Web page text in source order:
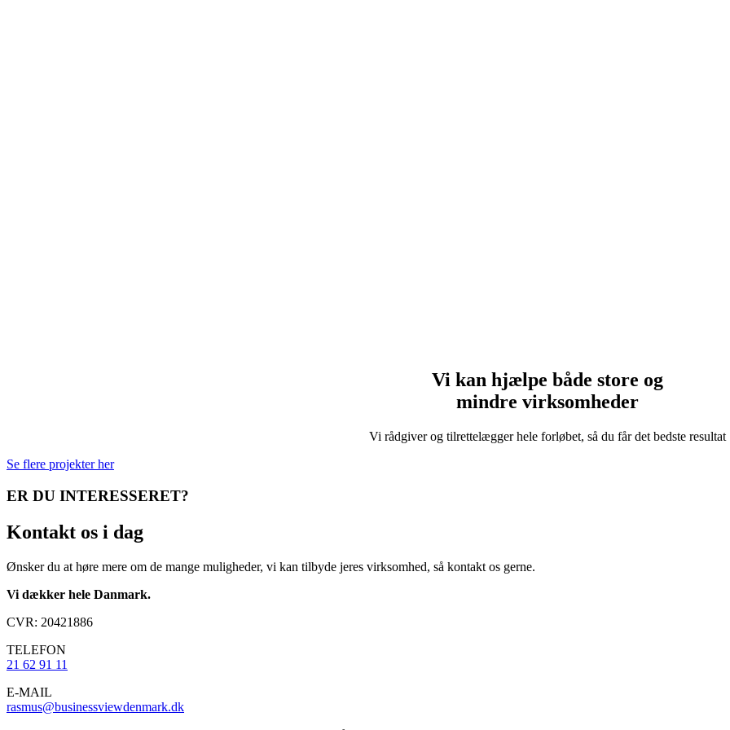
Vi kan hjælpe både store og
mindre virksomheder
Vi rådgiver og tilrettelægger hele forløbet, så du får det bedste resultat
Se flere projekter her
ER DU INTERESSERET?
Kontakt os i dag
Ønsker du at høre mere om de mange muligheder, vi kan tilbyde jeres virksomhed, så kontakt os gerne.
Vi dækker hele Danmark.
​CVR: 20421886 ​
​TELEFON
21 62 91 11
​​E-MAIL
rasmus@businessviewdenmark.dk